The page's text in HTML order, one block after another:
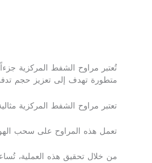
تُعتبر مراوح الشفط المركزية
متطورة تهدف إلى تعزيز حجم
تعتبر مراوح الشفط المركزية
تعمل هذه المراوح على سحب
من خلال تحقيق هذه العملية،